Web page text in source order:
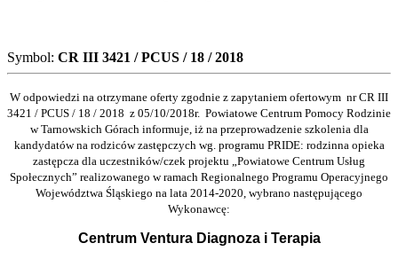
Symbol: CR III 3421 / PCUS / 18 / 2018
W odpowiedzi na otrzymane oferty zgodnie z zapytaniem ofertowym nr CR III
3421 / PCUS / 18 / 2018 z 05/10/2018r. Powiatowe Centrum Pomocy Rodzinie
w Tarnowskich Górach informuje, iż na przeprowadzenie szkolenia dla
kandydatów na rodziców zastępczych wg. programu PRIDE: rodzinna opieka
zastępcza dla uczestników/czek projektu „Powiatowe Centrum Usług
Społecznych” realizowanego w ramach Regionalnego Programu Operacyjnego
Województwa Śląskiego na lata 2014-2020, wybrano następującego
Wykonawcę:
Centrum Ventura Diagnoza i Terapia